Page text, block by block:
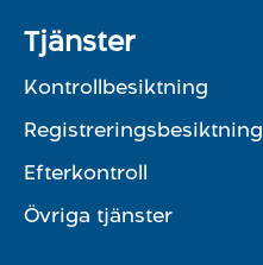
Tjänster
Kontrollbesiktning
Registreringsbesiktning
Efterkontroll
Övriga tjänster